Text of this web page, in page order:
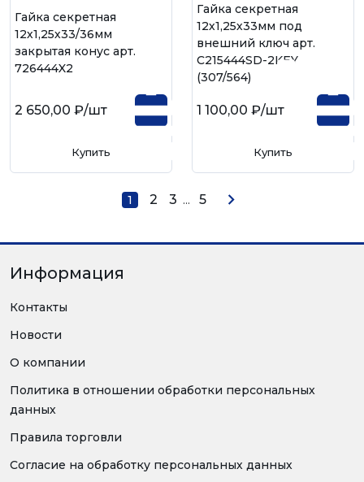
Гайка секретная
12х1,25х33/36мм
закрытая конус арт.
726444X2
2 650,00 ₽/шт
Купить
Гайка секретная
12х1,25х33мм под
внешний ключ арт.
C215444SD-2KEY
(307/564)
1 100,00 ₽/шт
Купить
1 2 3 ... 5
Информация
Контакты
Новости
О компании
Политика в отношении обработки персональных
данных
Правила торговли
Согласие на обработку персональных данных